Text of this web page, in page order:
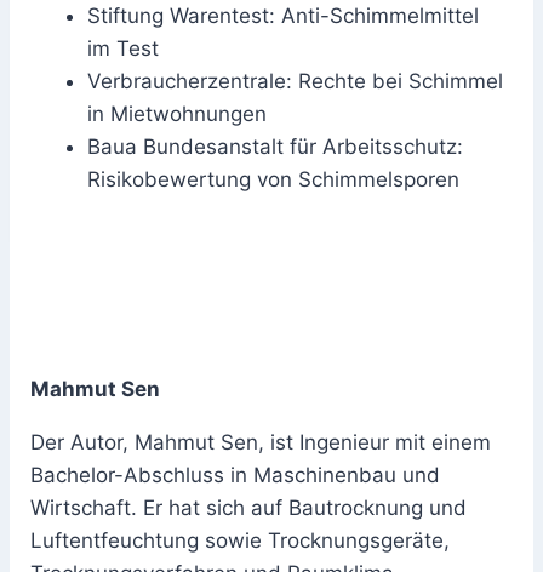
Stiftung Warentest: Anti-Schimmelmittel
im Test
Verbraucherzentrale: Rechte bei Schimmel
in Mietwohnungen
Baua Bundesanstalt für Arbeitsschutz:
Risikobewertung von Schimmelsporen
Mahmut Sen
Der Autor, Mahmut Sen, ist Ingenieur mit einem
Bachelor-Abschluss in Maschinenbau und
Wirtschaft. Er hat sich auf Bautrocknung und
Luftentfeuchtung sowie Trocknungsgeräte,